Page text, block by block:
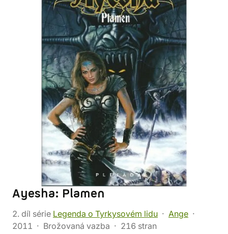
Ayesha: Plamen
2. díl série Legenda o Tyrkysovém lidu
Ange
2011
Brožovaná vazba 216 stran